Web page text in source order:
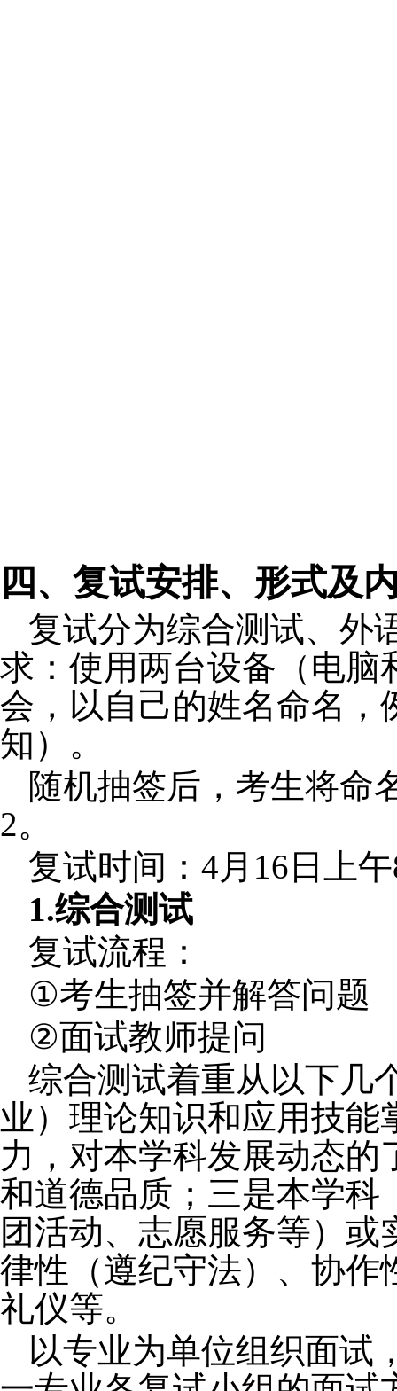
四、复试安排、形式及
复试分为综合测试、外
求 ：使用两台设备（电
会，以自己的姓名命名，
知）。
随机抽签后，考生将命
2。
复试时间： 4月 16 日上午
1.综合测试
复试流程：
①考生抽签并解答问题
②面试教师提问
综合测试着重从以下几
业）理论知识和应用技
力，对本学科发展动态
和道德品质；三是本学科
团活动、志愿服务等）
律性（遵纪守法）、协作
礼仪等。
以专业为单位组织面试